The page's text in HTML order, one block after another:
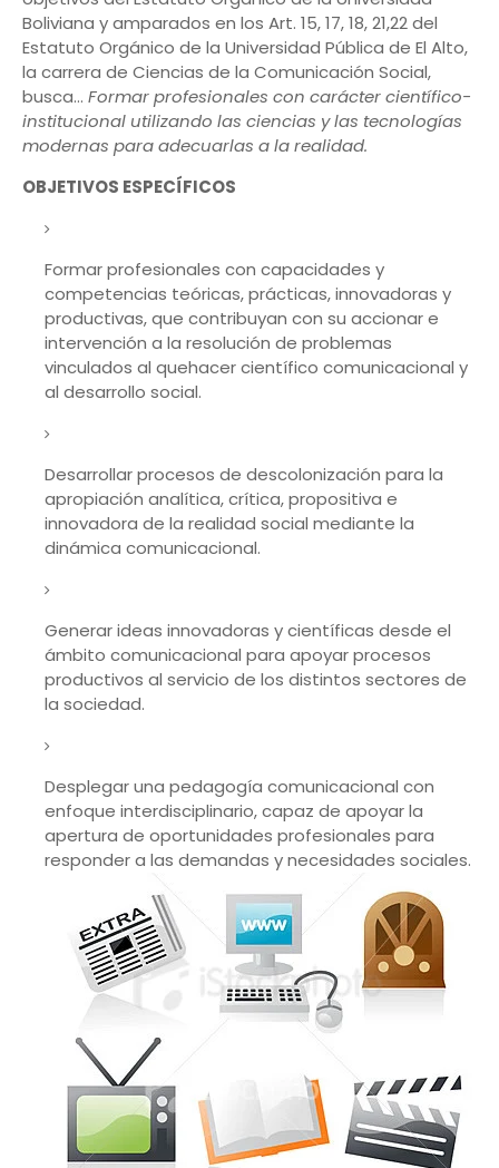
Boliviana y amparados en los Art. 15, 17, 18, 21,22 del
Estatuto Orgánico de la Universidad Pública de El Alto,
la carrera de Ciencias de la Comunicación Social,
busca… Formar profesionales con carácter científico-
institucional utilizando las ciencias y las tecnologías
modernas para adecuarlas a la realidad.
OBJETIVOS ESPECÍFICOS
Formar profesionales con capacidades y
competencias teóricas, prácticas, innovadoras y
productivas, que contribuyan con su accionar e
intervención a la resolución de problemas
vinculados al quehacer científico comunicacional y
al desarrollo social.
Desarrollar procesos de descolonización para la
apropiación analítica, crítica, propositiva e
innovadora de la realidad social mediante la
dinámica comunicacional.
Generar ideas innovadoras y científicas desde el
ámbito comunicacional para apoyar procesos
productivos al servicio de los distintos sectores de
la sociedad.
Desplegar una pedagogía comunicacional con
enfoque interdisciplinario, capaz de apoyar la
apertura de oportunidades profesionales para
responder a las demandas y necesidades sociales.